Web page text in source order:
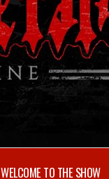
WELCOME TO THE SHOW